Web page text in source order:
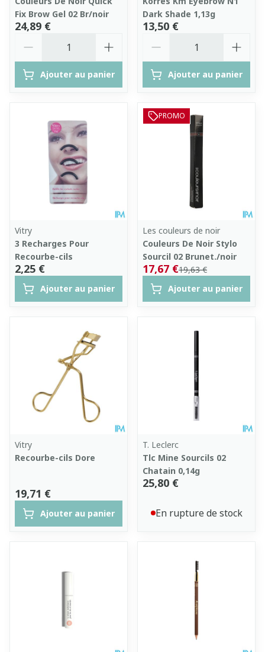
Fix Brow Gel 02 Br/noir
24,89 €
Ajouter au panier
Dark Shade 1,13g
13,50 €
Ajouter au panier
Vitry
3 Recharges Pour
Recourbe-cils
2,25 €
Ajouter au panier
PROMO
Les couleurs de noir
Couleurs De Noir Stylo
Sourcil 02 Brunet./noir
19,63 €
17,67 €
Ajouter au panier
Vitry
Recourbe-cils Dore
19,71 €
Ajouter au panier
T. Leclerc
Tlc Mine Sourcils 02
Chatain 0,14g
25,80 €
En rupture de stock